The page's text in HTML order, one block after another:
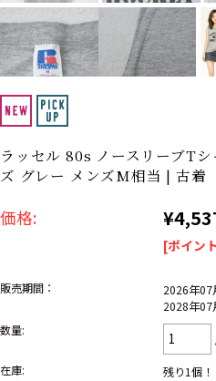
カーハート
アディダス
ア行 カ行
Search by Item アイテムか
スウ
ラッセル 80s ノースリーブT
ズ グレー メンズM相当 | 古着
価格:
[ポイン
販売期間：
2026年07
2028年07
数量:
在庫:
残り1個！